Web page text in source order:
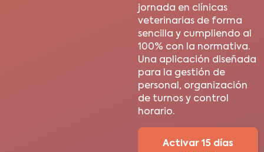
jornada en clínicas
veterinarias de forma
sencilla y cumpliendo al
100% con la normativa.
Una aplicación diseñada
para la gestión de
personal, organización
de turnos y control
horario.
Activar 15 días